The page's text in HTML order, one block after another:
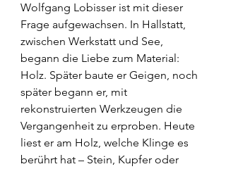
Wolfgang Lobisser ist mit dieser
Frage aufgewachsen. In Hallstatt,
zwischen Werkstatt und See,
begann die Liebe zum Material:
Holz. Später baute er Geigen, noch
später begann er, mit
rekonstruierten Werkzeugen die
Vergangenheit zu erproben. Heute
liest er am Holz, welche Klinge es
berührt hat – Stein, Kupfer oder